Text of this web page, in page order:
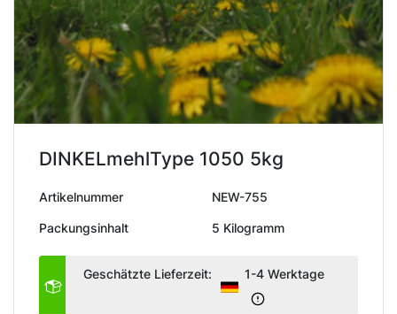
DINKELmehlType 1050 5kg
Artikelnummer NEW-755
Packungsinhalt 5 Kilogramm
Geschätzte Lieferzeit: 1-4 Werktage